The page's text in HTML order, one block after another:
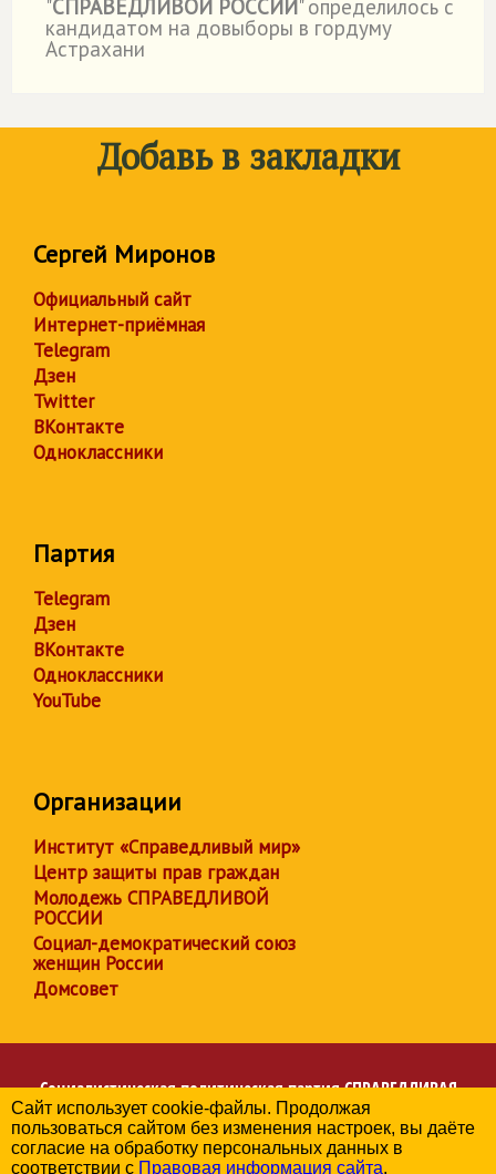
"СПРАВЕДЛИВОЙ РОССИИ" определилось с
кандидатом на довыборы в гордуму
Астрахани
Добавь в закладки
Сергей Миронов
Официальный сайт
Интернет-приёмная
Telegram
Дзен
Twitter
ВКонтакте
Одноклассники
Партия
Telegram
Дзен
ВКонтакте
Одноклассники
YouTube
Организации
Институт «Справедливый мир»
Центр защиты прав граждан
Молодежь СПРАВЕДЛИВОЙ
РОССИИ
Социал-демократический союз
женщин России
Домсовет
Социалистическая политическая партияСПРАВЕДЛИВАЯ
РОССИЯ
Региональное отделение партии в Астраханской области
© 2006-2026
Сайт использует cookie-файлы. Продолжая
пользоваться сайтом без изменения настроек, вы даёте
согласие на обработку персональных данных в
соответствии с Правовая информация сайта.